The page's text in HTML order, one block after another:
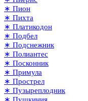
∗ Пион
∗ Пихта
∗ Платикодон
∗ Подбел
∗ Подснежник
∗ Полиантес
∗ Посконник
∗ Примула
∗ Прострел
∗ Пузыреплодник